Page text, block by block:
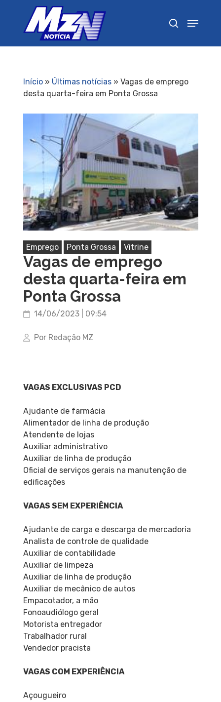
Início» Últimas notícias» Vagas de emprego
desta quarta-feira em Ponta Grossa
Emprego Ponta Grossa Vitrine
Vagas de emprego
desta quarta-feira em
Ponta Grossa
14/06/2023 | 09:54
Por Redação MZ
VAGAS EXCLUSIVAS PCD
Ajudante de farmácia
Alimentador de linha de produção
Atendente de lojas
Auxiliar administrativo
Auxiliar de linha de produção
Oficial de serviços gerais na manutenção de
edificações
VAGAS SEM EXPERIÊNCIA
Ajudante de carga e descarga de mercadoria
Analista de controle de qualidade
Auxiliar de contabilidade
Auxiliar de limpeza
Auxiliar de linha de produção
Auxiliar de mecânico de autos
Empacotador, a mão
Fonoaudiólogo geral
Motorista entregador
Trabalhador rural
Vendedor pracista
VAGAS COM EXPERIÊNCIA
Açougueiro